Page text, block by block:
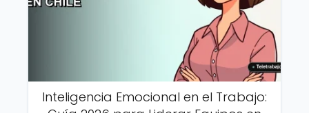
Inteligencia Emocional en el Trabajo: